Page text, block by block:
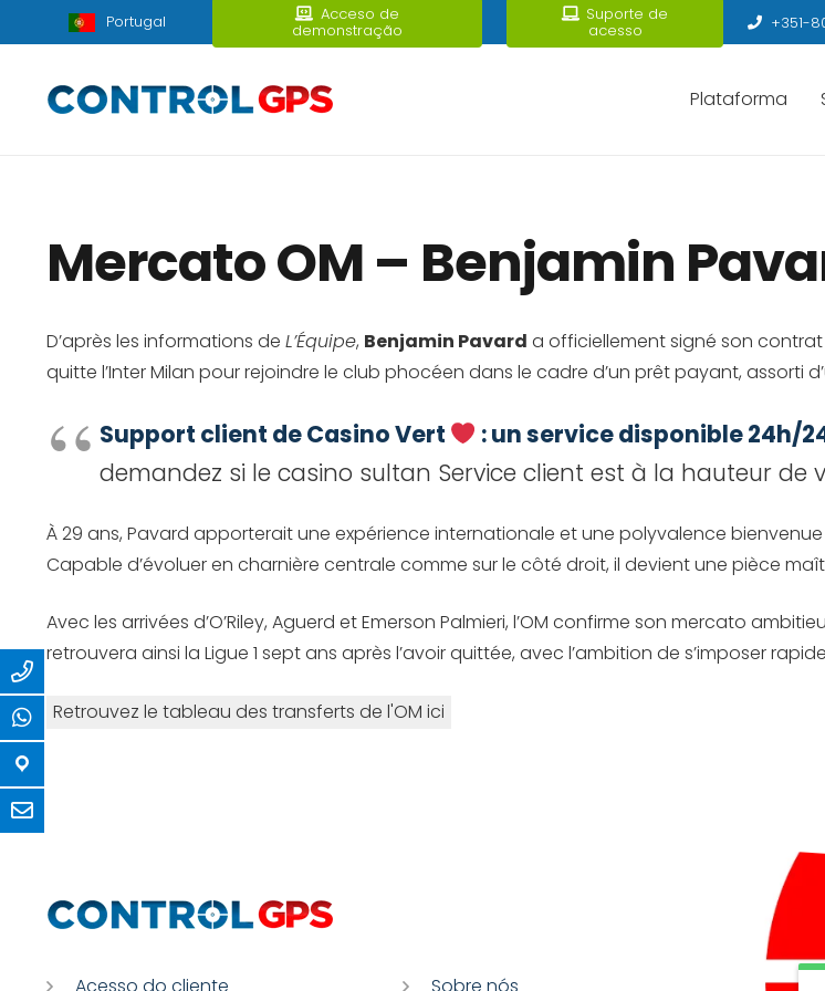
Portugal Acceso de
demonstração
Suporte de
acesso +351-
Plataforma
Mercato OM – Benjamin
D’après les informations de L’Équipe, Benjamin Pavard a officiellement signé son contrat
quitte l’Inter Milan pour rejoindre le club phocéen dans le cadre d’un prêt payant, assorti
Support client de Casino Vert : un service disponible 24h/
demandez si le casino sultan Service client est à la hauteur de
À 29 ans, Pavard apporterait une expérience internationale et une polyvalence
Capable d’évoluer en charnière centrale comme sur le côté droit, il devient une pièce
Avec les arrivées d’O’Riley, Aguerd et Emerson Palmieri, l’OM confirme son mercato
retrouvera ainsi la Ligue 1 sept ans après l’avoir quittée, avec l’ambition de s’imposer
Retrouvez le tableau des transferts de l'OM ici